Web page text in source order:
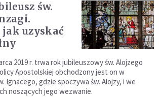
św.
jak uzyskać
2019 r. trwa rok jubileuszowy św. Alojzego
Apostolskiej obchodzony jest on w
Ignacego, gdzie spoczywa św. Alojzy, i we
noszących jego wezwanie.